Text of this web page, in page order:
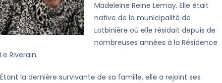
Madeleine Reine Lemay. Elle était
native de la municipalité de
Lotbinière où elle résidait depuis de
nombreuses années à la Résidence
Le Riverain.
Étant la dernière survivante de sa famille, elle a rejoint ses